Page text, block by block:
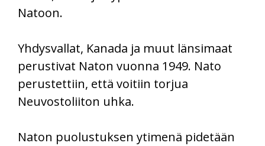
Natoon.
Yhdysvallat, Kanada ja muut länsimaat
perustivat Naton vuonna 1949. Nato
perustettiin, että voitiin torjua
Neuvostoliiton uhka.
Naton puolustuksen ytimenä pidetään